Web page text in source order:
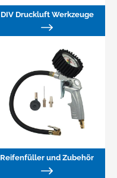
DIV Druckluft Werkzeuge
Reifenfüller und Zubehör